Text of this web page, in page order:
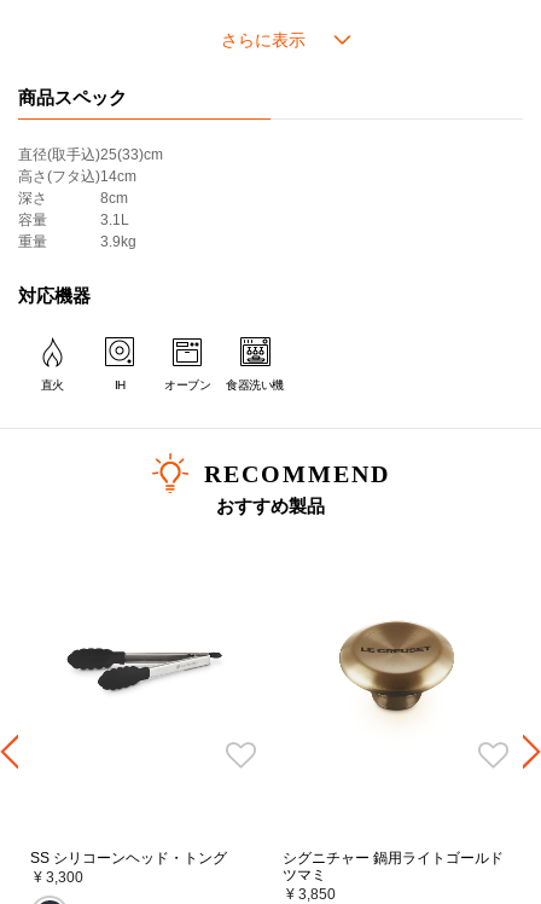
ル・クルーゼの鍋がつくるおいしさのヒミツは、鋳物ホーローの高い熱伝導性と蓄熱性に加え、ル・クルーゼが誇るこだわりの製品設計にあります。
時代を越えて世界中のキッチンで愛され続けてきたル・クルーゼの鋳物ホーローウェア。鋳物ホーローならではの優れた熱伝導性と蓄熱性で、食材のうまみを最大限に引き出し、料理をおいしく仕上げます。また、できたてのお料理をそのままテーブルへサーブすれば、温かいままお食事を楽しめます。洗練された美しさと多彩なカラーバリエーションは、食のライフスタイルを豊かに彩ります。
《分量の目安》
■24cm
炊飯：4合
＊ツマミのカラーは画像でご確認ください。
＊炊飯の場合、直径24cm以上のお鍋は、熱源によって炊きあがりにムラができる場合がございます。
商品スペック
直径(取手込)25(33)cm
高さ(フタ込)14cm
深さ
8cm
容量
3.1L
重量
3.9kg
対応機器
直火 IH オーブン 食器洗い機
RECOMMEND
おすすめ製品
SS シリコーンヘッド・トング
¥ 3,300
シグニチャー 鍋用ライトゴールド
ツマミ
¥ 3,850